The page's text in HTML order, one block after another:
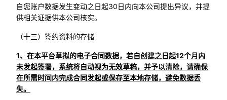
自您账户数据发生变动之日起30日内向本公司提出异议，并提
供相关证据供本公司核实。
（十三）签约资料的存储
1、在本平台草拟的电子合同数据，若自创建之日起12个月内
未发起签署，系统将自动视为无效草稿，并予以清除，请确保
在所需时间内完成合同发起或保存至本地存储，避免数据丢
失。